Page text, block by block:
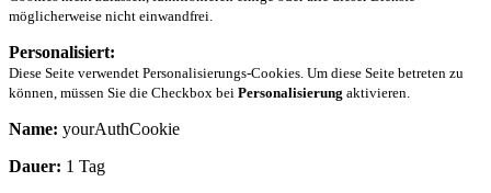
möglicherweise nicht einwandfrei.
Personalisiert:
Diese Seite verwendet Personalisierungs-Cookies. Um diese Seite betreten zu
können, müssen Sie die Checkbox bei Personalisierung aktivieren.
Name: yourAuthCookie
Dauer: 1 Tag